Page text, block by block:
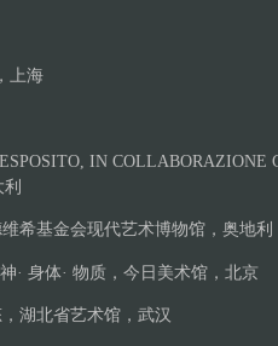
上海
IN
希基金会现代艺术博物馆，奥地利
· 身体· 物质，今日美术馆，北京
湖北省艺术馆，武汉